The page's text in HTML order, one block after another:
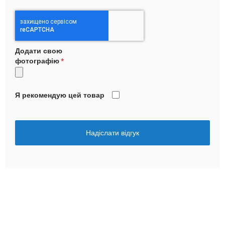
Додати свою
фотографію
Я рекомендую цей товар
Надіслати відгук